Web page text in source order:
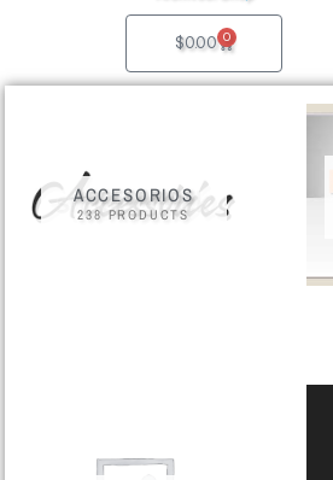
$0.00 0
Cart
ACCESORIOS
238 PRODUCTS